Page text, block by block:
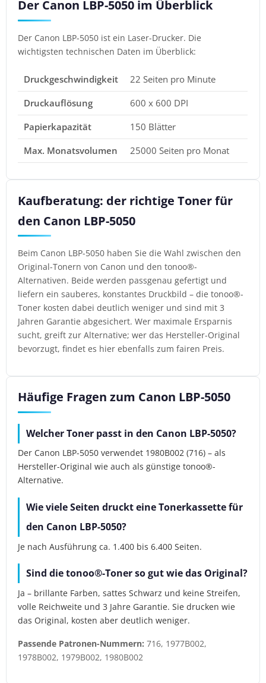
Der Canon LBP-5050 im Überblick
Der Canon LBP-5050 ist ein Laser-Drucker. Die
wichtigsten technischen Daten im Überblick:
Druckgeschwindigkeit
22 Seiten pro Minute
Druckauflösung
600 x 600 DPI
Papierkapazität
150 Blätter
Max. Monatsvolumen
25000 Seiten pro Monat
Kaufberatung: der richtige Toner für
den Canon LBP-5050
Beim Canon LBP-5050 haben Sie die Wahl zwischen den
Original-Tonern von Canon und den tonoo®-
Alternativen. Beide werden passgenau gefertigt und
liefern ein sauberes, konstantes Druckbild – die tonoo®-
Toner kosten dabei deutlich weniger und sind mit 3
Jahren Garantie abgesichert. Wer maximale Ersparnis
sucht, greift zur Alternative; wer das Hersteller-Original
bevorzugt, findet es hier ebenfalls zum fairen Preis.
Häufige Fragen zum Canon LBP-5050
Welcher Toner passt in den Canon LBP-5050?
Der Canon LBP-5050 verwendet 1980B002 (716) – als
Hersteller-Original wie auch als günstige tonoo®-
Alternative.
Wie viele Seiten druckt eine Tonerkassette für
den Canon LBP-5050?
Je nach Ausführung ca. 1.400 bis 6.400 Seiten.
Sind die tonoo®-Toner so gut wie das Original?
Ja – brillante Farben, sattes Schwarz und keine Streifen,
volle Reichweite und 3 Jahre Garantie. Sie drucken wie
das Original, kosten aber deutlich weniger.
Passende Patronen-Nummern: 716, 1977B002,
1978B002, 1979B002, 1980B002